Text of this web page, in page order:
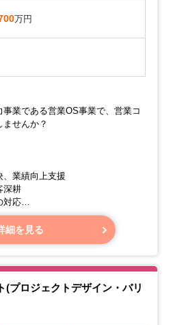
万円
業である営業OS事業で、営業コ
せんか？
、業績向上支援
深耕
対応
で一貫した営業コンサルティング
細を見る
(プロジェクトデザイン・バリ